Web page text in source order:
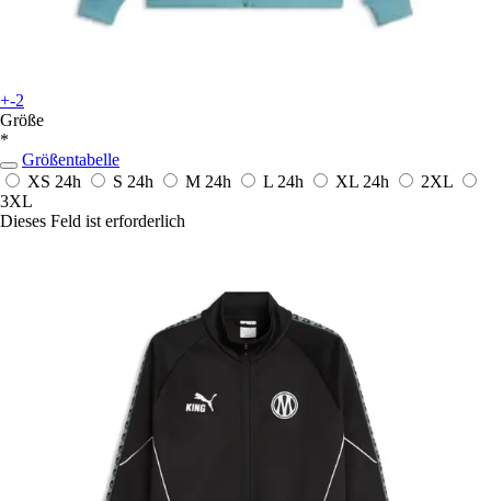
+-2
Größe
*
Größentabelle
XS 24h S 24h M 24h L 24h XL 24h
2XL
3XL
Dieses Feld ist erforderlich